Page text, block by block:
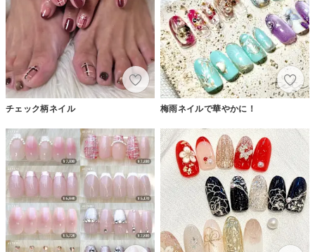
チェック柄ネイル 梅雨ネイルで華やかに！